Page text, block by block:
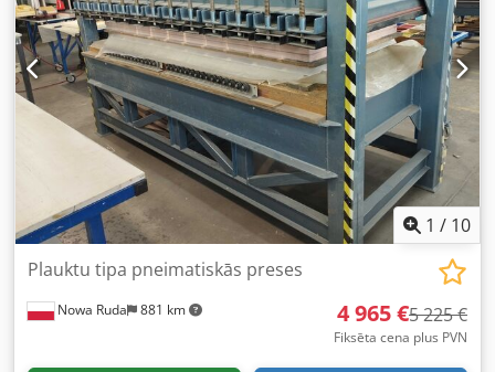
1 / 10
Nowa Ruda 881 km
Plauktu tipa pneimatiskās preses
4 965 €5 225 €
Fiksēta cena plus PVN